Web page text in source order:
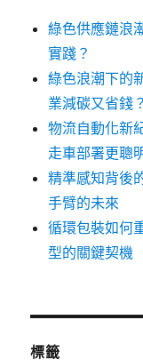
綠色供應鏈浪
實踐？
綠色浪潮下的
業減碳又省錢？
物流自動化新
走車部署更聰
精準感知背後
手臂的未來
循環包裝如何
型的關鍵契機
標籤